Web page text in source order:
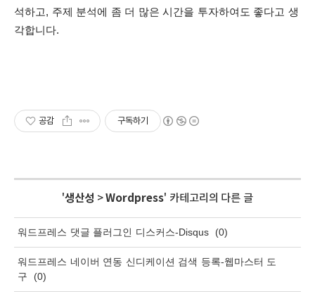
석하고, 주제 분석에 좀 더 많은 시간을 투자하여도 좋다고 생
각합니다.
공감 구독하기
'생산성 >Wordpress' 카테고리의 다른 글
워드프레스 댓글 플러그인 디스커스-Disqus (0)
워드프레스 네이버 연동 신디케이션 검색 등록-웹마스터 도
구
(0)